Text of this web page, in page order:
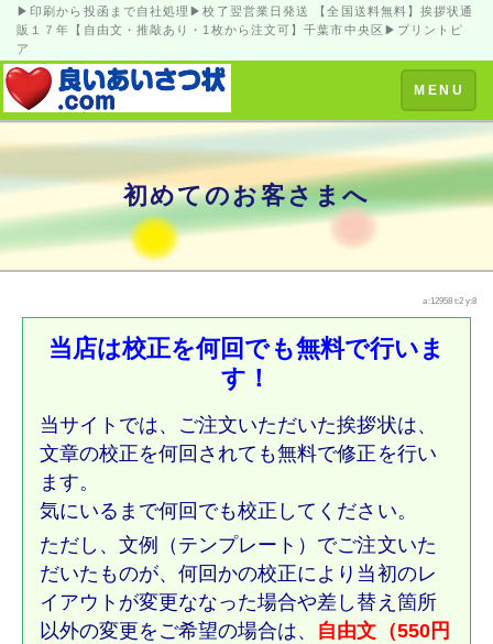
▶印刷から投函まで自社処理▶校了翌営業日発送 【全国送料無料】挨拶状通
販１７年【自由文・推敲あり・1枚から注文可】千葉市中央区▶プリントピ
ア
Toggle
navigation
MENU
初めてのお客さまへ
a:12958 t:2 y:8
当店は校正を何回でも無料で行いま
す！
当サイトでは、ご注文いただいた挨拶状は、
文章の校正を何回されても無料で修正を行い
ます。
気にいるまで何回でも校正してください。
ただし、文例（テンプレート）でご注文いた
だいたものが、何回かの校正により当初のレ
イアウトが変更ななった場合や差し替え箇所
以外の変更をご希望の場合は、 自由文（550円